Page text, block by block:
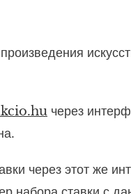
через
через этот же